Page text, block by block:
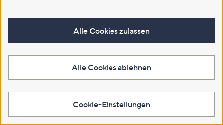
Kaschmir-Anteil figurumspielend
Rundumdehnbund lange Form
weites Bein
€ 39,99
Alle Cookies zulassen
Alle Cookies ablehnen
Cookie-Einstellungen